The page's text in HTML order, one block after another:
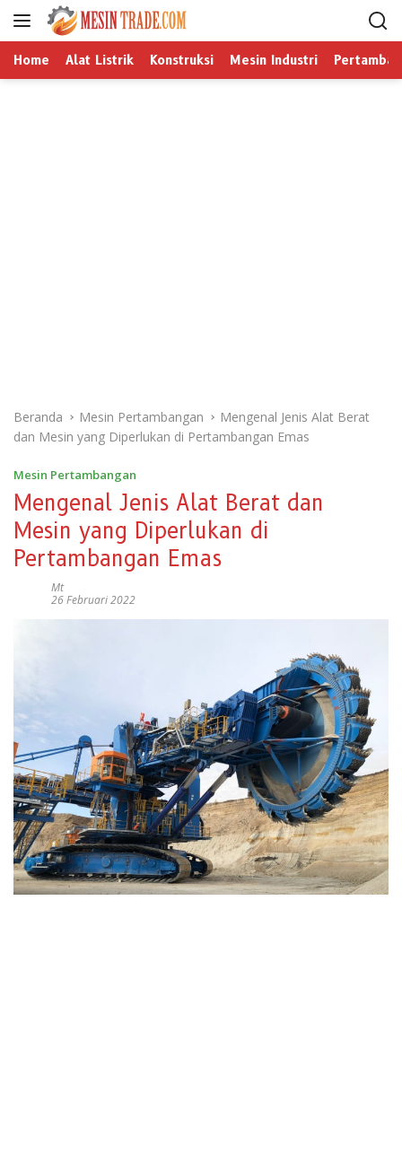
Home Alat Listrik Konstruksi Mesin Industri
Beranda Mesin Pertambangan
Mengenal Jenis Alat Berat
dan Mesin yang Diperlukan di Pertambangan Emas
Mesin Pertambangan
Mengenal Jenis Alat Berat dan
Mesin yang Diperlukan di
Pertambangan Emas
Mt
26 Februari 2022